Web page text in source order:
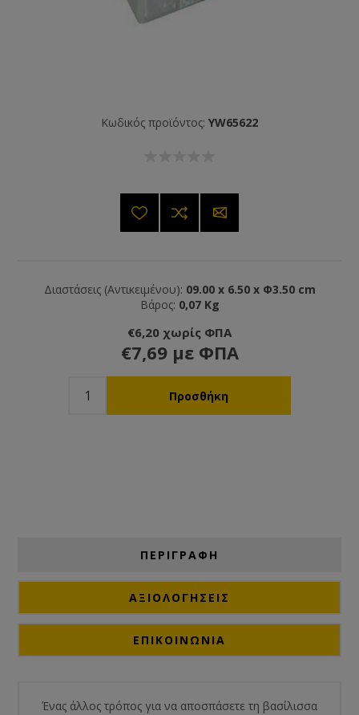
Κωδικός προϊόντος: YW65622
Διαστάσεις (Αντικειμένου): 09.00 x 6.50 x Φ3.50 cm
Βάρος: 0,07 Kg
€6,20 χωρίς ΦΠΑ
€7,69 με ΦΠΑ
ΠΕΡΙΓΡΑΦΗ
ΑΞΙΟΛΟΓΉΣΕΙΣ
ΕΠΙΚΟΙΝΩΝΙΑ
Ένας άλλος τρόπος για να αποσπάσετε τη βασίλισσα